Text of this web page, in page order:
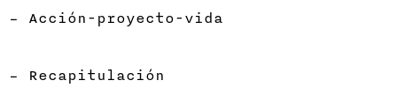
– Acción-proyecto-vida
– Recapitulación